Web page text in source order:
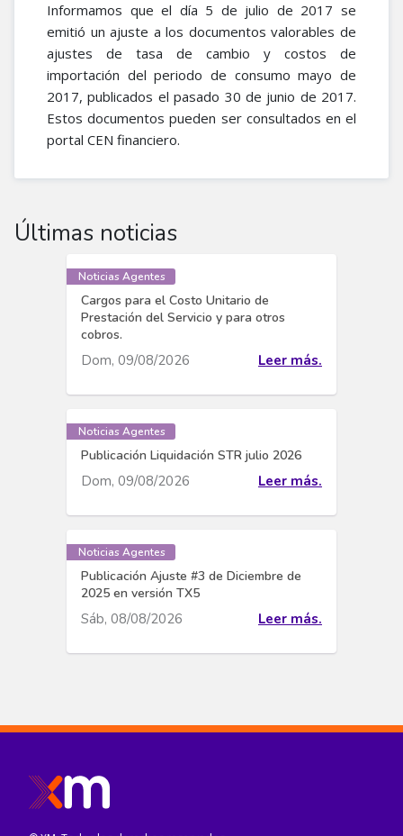
Informamos que el día 5 de julio de 2017 se
emitió un ajuste a los documentos valorables de
ajustes de tasa de cambio y costos de
importación del periodo de consumo mayo de
2017, publicados el pasado 30 de junio de 2017.
Estos documentos pueden ser consultados en el
portal CEN financiero.
Últimas noticias
Noticias Agentes
Cargos para el Costo Unitario de
Prestación del Servicio y para otros
cobros.
Dom, 09/08/2026 Leer más.
Noticias Agentes
Publicación Liquidación STR julio 2026
Dom, 09/08/2026 Leer más.
Noticias Agentes
Publicación Ajuste #3 de Diciembre de
2025 en versión TX5
Sáb, 08/08/2026 Leer más.